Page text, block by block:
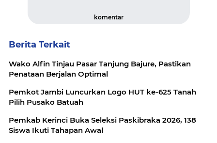
komentar
Berita Terkait
Wako Alfin Tinjau Pasar Tanjung Bajure, Pastikan
Penataan Berjalan Optimal
Pemkot Jambi Luncurkan Logo HUT ke-625 Tanah
Pilih Pusako Batuah
Pemkab Kerinci Buka Seleksi Paskibraka 2026, 138
Siswa Ikuti Tahapan Awal